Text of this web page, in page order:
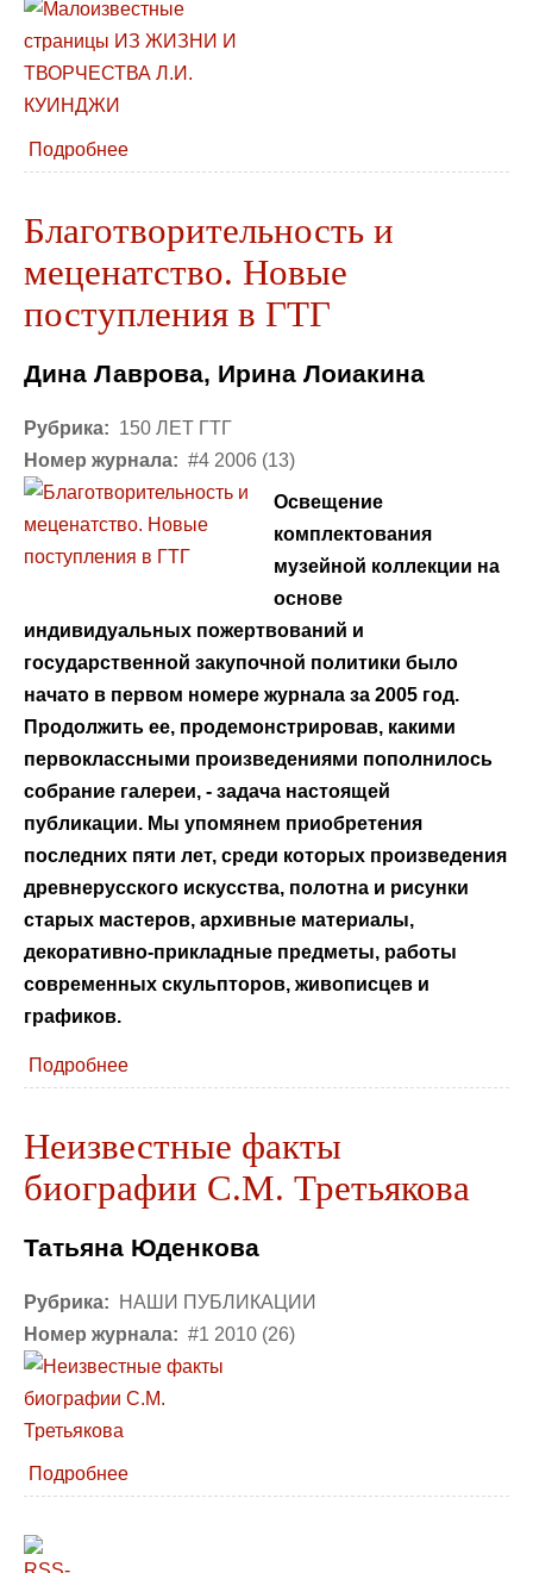
Подробнее
Благотворительность и
меценатство. Новые
поступления в ГТГ
Дина Лаврова, Ирина Лоиакина
Рубрика: 150 ЛЕТ ГТГ
Номер журнала: #4 2006 (13)
Освещение
комплектования
музейной коллекции на
основе
индивидуальных пожертвований и
государственной закупочной политики было
начато в первом номере журнала за 2005 год.
Продолжить ее, продемонстрировав, какими
первоклассными произведениями пополнилось
собрание галереи, - задача настоящей
публикации. Мы упомянем приобретения
последних пяти лет, среди которых произведения
древнерусского искусства, полотна и рисунки
старых мастеров, архивные материалы,
декоративно-прикладные предметы, работы
современных скульпторов, живописцев и
графиков.
Подробнее
Неизвестные факты
биографии С.М. Третьякова
Татьяна Юденкова
Рубрика:
НАШИ ПУБЛИКАЦИИ
Номер журнала: #1 2010 (26)
Подробнее